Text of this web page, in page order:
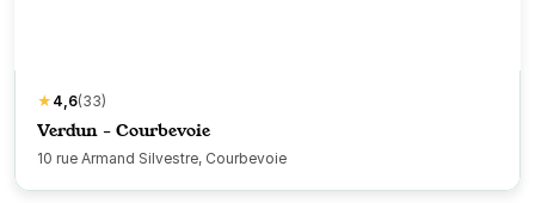
★ 4,6(33)
Verdun - Courbevoie
10 rue Armand Silvestre, Courbevoie